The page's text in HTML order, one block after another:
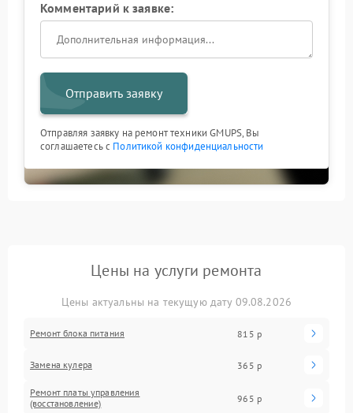
Комментарий к заявке:
Отправить заявку
Отправляя заявку на ремонт техники GMUPS, Вы
соглашаетесь с Политикой конфиденциальности
Цены на услуги ремонта
Цены актуальны на текущую дату 09.08.2026
Ремонт блока питания 815 р
Замена кулера 365 р
Ремонт платы управления
(восстановление)
965 р